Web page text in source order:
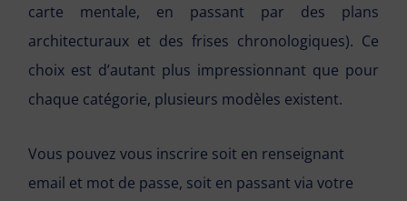
carte mentale, en passant par des plans
architecturaux et des frises chronologiques). Ce
choix est d’autant plus impressionnant que pour
chaque catégorie, plusieurs modèles existent.
Vous pouvez vous inscrire soit en renseignant
email et mot de passe, soit en passant via votre